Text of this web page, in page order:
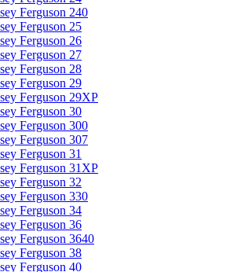
Ferguson 240
Ferguson 25
Ferguson 26
Ferguson 27
Ferguson 28
Ferguson 29
Ferguson 29XP
Ferguson 30
Ferguson 300
Ferguson 307
Ferguson 31
Ferguson 31XP
Ferguson 32
Ferguson 330
Ferguson 34
Ferguson 36
Ferguson 3640
Ferguson 38
Ferguson 40